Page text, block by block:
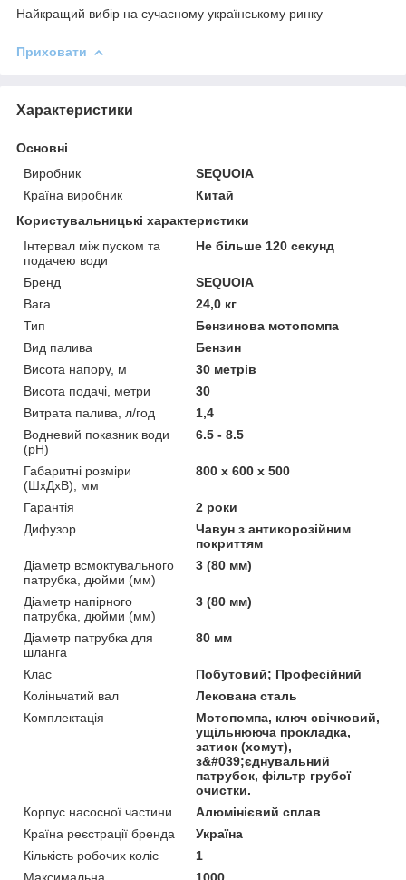
Найкращий вибір на сучасному українському ринку
Приховати
Характеристики
Основні
Виробник
SEQUOIA
Країна виробник
Китай
Користувальницькі характеристики
Інтервал між пуском та
подачею води
Не більше 120 секунд
Бренд
SEQUOIA
Вага
24,0 кг
Тип
Бензинова мотопомпа
Вид палива
Бензин
Висота напору, м
30 метрів
Висота подачі, метри
30
Витрата палива, л/год
1,4
Водневий показник води
(рН)
6.5 - 8.5
Габаритні розміри
(ШхДхВ), мм
800 х 600 х 500
Гарантія
2 роки
Дифузор
Чавун з антикорозійним
покриттям
Діаметр всмоктувального
патрубка, дюйми (мм)
3 (80 мм)
Діаметр напірного
патрубка, дюйми (мм)
3 (80 мм)
Діаметр патрубка для
шланга
80 мм
Клас
Побутовий; Професійний
Коліньчатий вал
Лекована сталь
Комплектація
Мотопомпа, ключ свічковий,
ущільнююча прокладка,
затиск (хомут),
з&#039;єднувальний
патрубок, фільтр грубої
очистки.
Корпус насосної частини
Алюмінієвий сплав
Країна реєстрації бренда
Україна
Кількість робочих коліс
1